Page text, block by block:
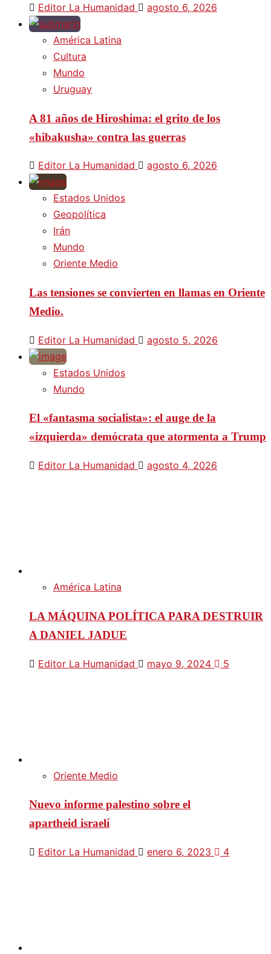
Editor La Humanidad agosto 6, 2026
América Latina
Cultura
Mundo
Uruguay
A 81 años de Hiroshima: el grito de los
«hibakusha» contra las guerras
Editor La Humanidad agosto 6, 2026
Estados Unidos
Geopolítica
Irán
Mundo
Oriente Medio
Las tensiones se convierten en llamas en Oriente
Medio.
Editor La Humanidad agosto 5, 2026
Estados Unidos
Mundo
El «fantasma socialista»: el auge de la
«izquierda» demócrata que atormenta a Trump
Editor La Humanidad agosto 4, 2026
América Latina
LA MÁQUINA POLÍTICA PARA DESTRUIR
A DANIEL JADUE
Editor La Humanidad mayo 9, 2024 5
Oriente Medio
Nuevo informe palestino sobre el
apartheid israelí
Editor La Humanidad enero 6, 2023 4